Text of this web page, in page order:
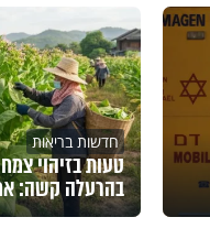
חדשות בריאות
טעות בזיהוי
בהרעלה קשה: